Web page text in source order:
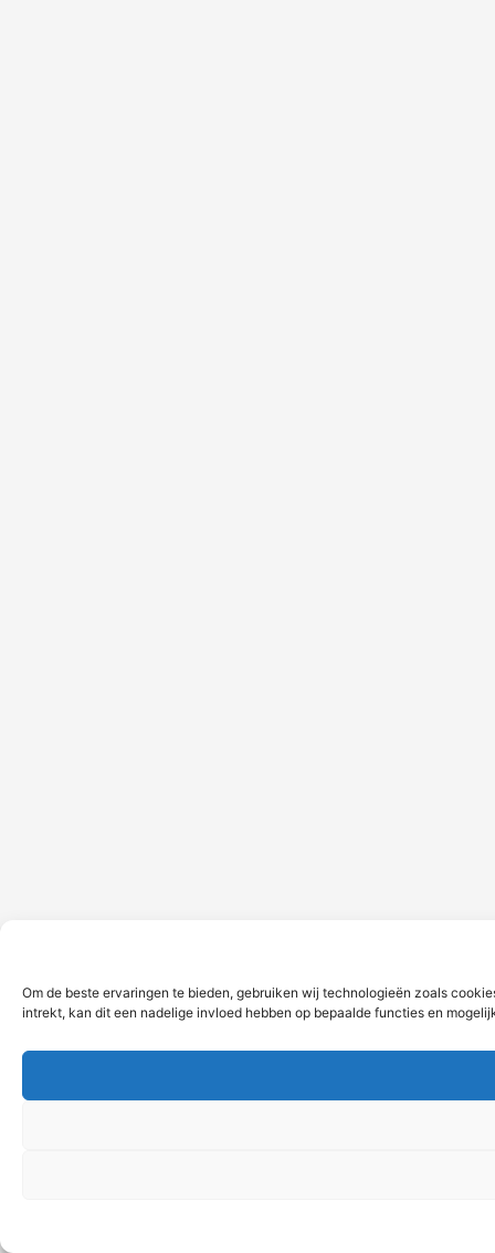
Om de beste ervaringen te bieden, gebruiken wij technologieën zoals
intrekt, kan dit een nadelige invloed hebben op bepaalde functies en